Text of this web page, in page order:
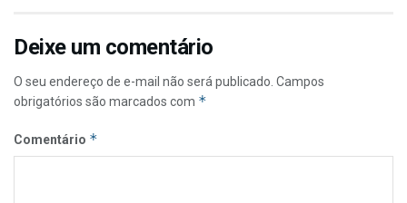
Deixe um comentário
O seu endereço de e-mail não será publicado. Campos
obrigatórios são marcados com *
Comentário *